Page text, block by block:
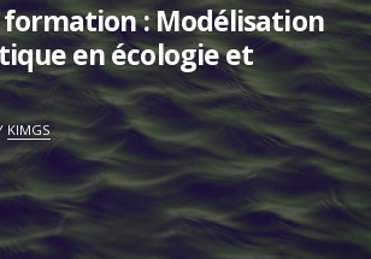
formation : Modélisation
en écologie et
KIMGS